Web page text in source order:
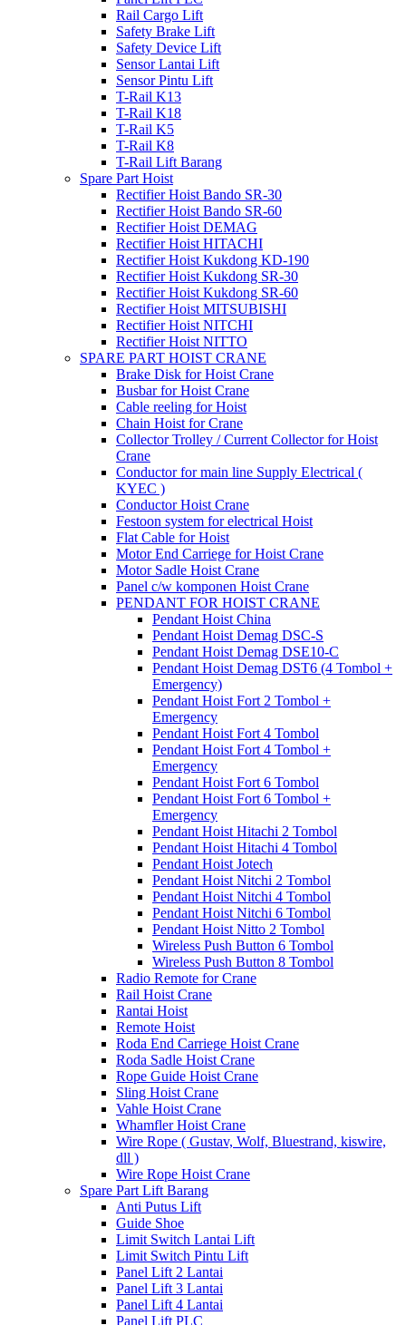
Rail Cargo Lift
Safety Brake Lift
Safety Device Lift
Sensor Lantai Lift
Sensor Pintu Lift
T-Rail K13
T-Rail K18
T-Rail K5
T-Rail K8
T-Rail Lift Barang
Spare Part Hoist
Rectifier Hoist Bando SR-30
Rectifier Hoist Bando SR-60
Rectifier Hoist DEMAG
Rectifier Hoist HITACHI
Rectifier Hoist Kukdong KD-190
Rectifier Hoist Kukdong SR-30
Rectifier Hoist Kukdong SR-60
Rectifier Hoist MITSUBISHI
Rectifier Hoist NITCHI
Rectifier Hoist NITTO
SPARE PART HOIST CRANE
Brake Disk for Hoist Crane
Busbar for Hoist Crane
Cable reeling for Hoist
Chain Hoist for Crane
Collector Trolley / Current Collector for Hoist
Crane
Conductor for main line Supply Electrical (
KYEC )
Conductor Hoist Crane
Festoon system for electrical Hoist
Flat Cable for Hoist
Motor End Carriege for Hoist Crane
Motor Sadle Hoist Crane
Panel c/w komponen Hoist Crane
PENDANT FOR HOIST CRANE
Pendant Hoist China
Pendant Hoist Demag DSC-S
Pendant Hoist Demag DSE10-C
Pendant Hoist Demag DST6 (4 Tombol +
Emergency)
Pendant Hoist Fort 2 Tombol +
Emergency
Pendant Hoist Fort 4 Tombol
Pendant Hoist Fort 4 Tombol +
Emergency
Pendant Hoist Fort 6 Tombol
Pendant Hoist Fort 6 Tombol +
Emergency
Pendant Hoist Hitachi 2 Tombol
Pendant Hoist Hitachi 4 Tombol
Pendant Hoist Jotech
Pendant Hoist Nitchi 2 Tombol
Pendant Hoist Nitchi 4 Tombol
Pendant Hoist Nitchi 6 Tombol
Pendant Hoist Nitto 2 Tombol
Wireless Push Button 6 Tombol
Wireless Push Button 8 Tombol
Radio Remote for Crane
Rail Hoist Crane
Rantai Hoist
Remote Hoist
Roda End Carriege Hoist Crane
Roda Sadle Hoist Crane
Rope Guide Hoist Crane
Sling Hoist Crane
Vahle Hoist Crane
Whamfler Hoist Crane
Wire Rope ( Gustav, Wolf, Bluestrand, kiswire,
dll )
Wire Rope Hoist Crane
Spare Part Lift Barang
Anti Putus Lift
Guide Shoe
Limit Switch Lantai Lift
Limit Switch Pintu Lift
Panel Lift 2 Lantai
Panel Lift 3 Lantai
Panel Lift 4 Lantai
Panel Lift PLC